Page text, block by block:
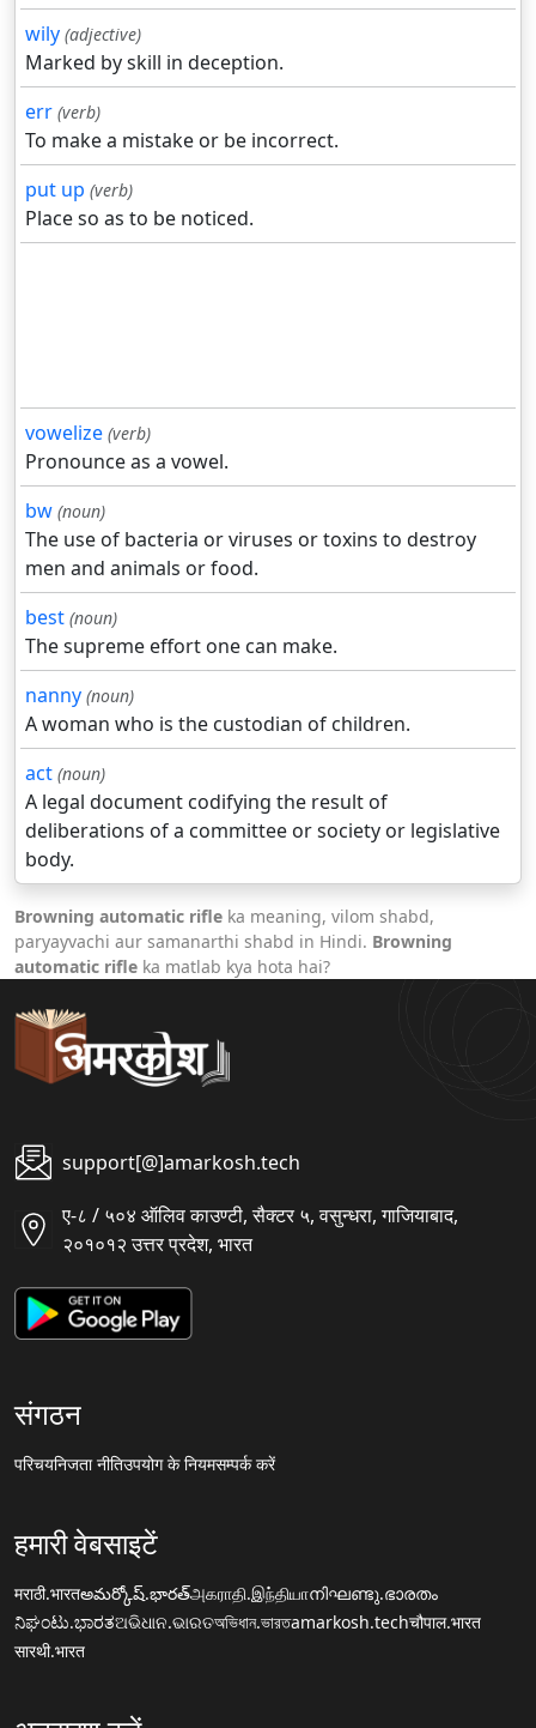
wily (adjective)
Marked by skill in deception.
err (verb)
To make a mistake or be incorrect.
put up (verb)
Place so as to be noticed.
vowelize (verb)
Pronounce as a vowel.
bw (noun)
The use of bacteria or viruses or toxins to destroy
men and animals or food.
best (noun)
The supreme effort one can make.
nanny (noun)
A woman who is the custodian of children.
act (noun)
A legal document codifying the result of
deliberations of a committee or society or legislative
body.
Browning automatic rifle ka meaning, vilom shabd,
paryayvachi aur samanarthi shabd in Hindi. Browning
automatic rifle ka matlab kya hota hai?
support[@]amarkosh.tech
ए-८ / ५०४ ऑलिव काउण्टी, सैक्टर ५, वसुन्धरा, गाजियाबाद,
२०१०१२ उत्तर प्रदेश, भारत
संगठन
परिचयनिजता नीतिउपयोग के नियमसम्पर्क करें
हमारी वेबसाइटें
मराठी.भारतఅమర్కోష్.భారత్அகராதி.இந்தியாനിഘണ്ടു.ഭാരതം
ನಿಘಂಟು.ಭಾರತଅଭିଧାନ.ଭାରତঅভিধান.ভারতamarkosh.techचौपाल.भारत
सारथी.भारत